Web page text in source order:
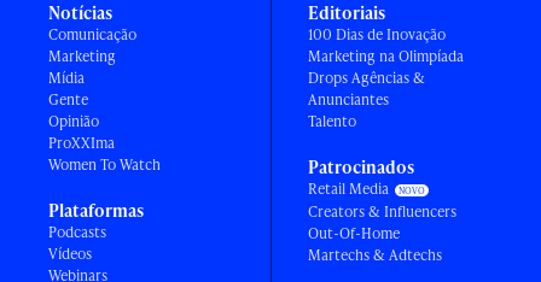
Notícias
Comunicação
Marketing
Mídia
Gente
Opinião
ProXXIma
Women To Watch
Plataformas
Podcasts
Vídeos
Webinars
Editoriais
100 Dias de Inovação
Marketing na Olimpíada
Drops Agências &
Anunciantes
Talento
Patrocinados
Retail Media
Creators & Influencers
Out-Of-Home
Martechs & Adtechs